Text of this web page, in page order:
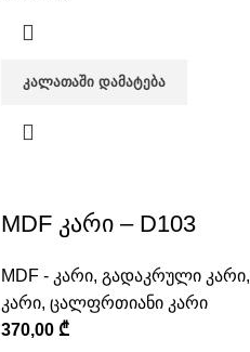
ᲙᲐᲚᲐᲗᲐᲨᲘ ᲓᲐᲛᲐᲢᲔᲑᲐ
MDF კარი – D103
MDF - კარი, გადაკრული კარი,
კარი, ცალფრთიანი კარი
370,00 ₾